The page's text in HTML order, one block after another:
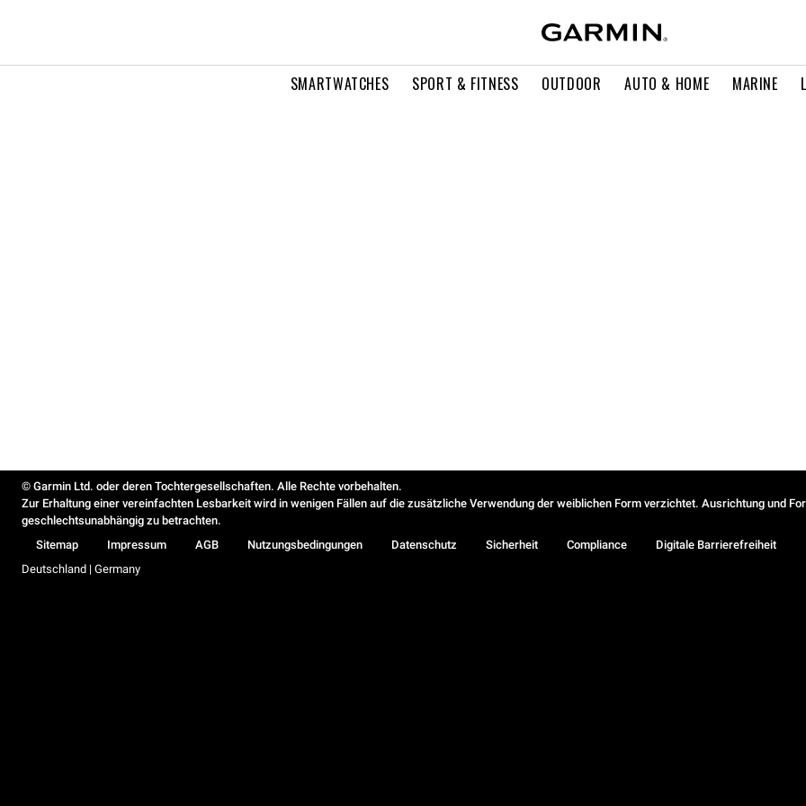
SMARTWATCHES SPORT & FITNESS OUTDOOR AUTO & HOME MARINE
© Garmin Ltd. oder deren Tochtergesellschaften. Alle Rechte vorbehalten.
Zur Erhaltung einer vereinfachten Lesbarkeit wird in wenigen Fällen auf die zusätzliche Verwendung der weiblichen Form verzichtet. Ausrichtung und
geschlechtsunabhängig zu betrachten.
Sitemap
Impressum AGB Nutzungsbedingungen Datenschutz Sicherheit Compliance
Digitale Barrierefreiheit
Deutschland | Germany